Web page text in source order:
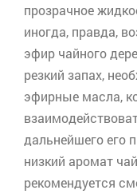
прозрачное
иногда, правда,
эфир чайного
резкий запах,
эфирные масла,
дальнейшего его
низкий аромат
рекомендуется